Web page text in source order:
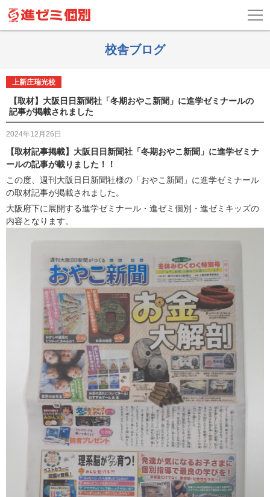
校舎ブログ
上新庄瑞光校
【取材】大阪日日新聞社「冬期おやこ新聞」に進学ゼミナールの
記事が掲載されました
2024年12月26日
【取材記事掲載】大阪日日新聞社「冬期おやこ新聞」に進学ゼミナ
ールの記事が載りました！！
この度、週刊大阪日日新聞社様の「おやこ新聞」に進学ゼミナール
の取材記事が掲載されました。
大阪府下に展開する進学ゼミナール・進ゼミ個別・進ゼミキッズの
内容となります。